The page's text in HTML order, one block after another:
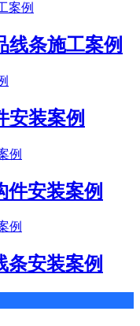
线条施工案例
安装案例
件安装案例
条安装案例